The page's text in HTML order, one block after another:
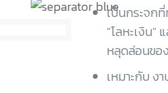
เป็นกระจกที่
“โลหะเงิน
หลุดล่อนขอ
เหมาะกับ ง